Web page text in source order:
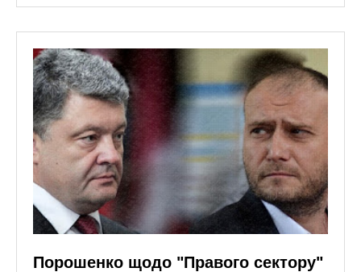
Порошенко щодо "Правого сектору"